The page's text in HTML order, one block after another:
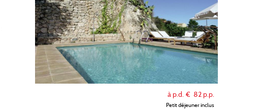
à p.d. € 82p.p.
Petit déjeuner inclus